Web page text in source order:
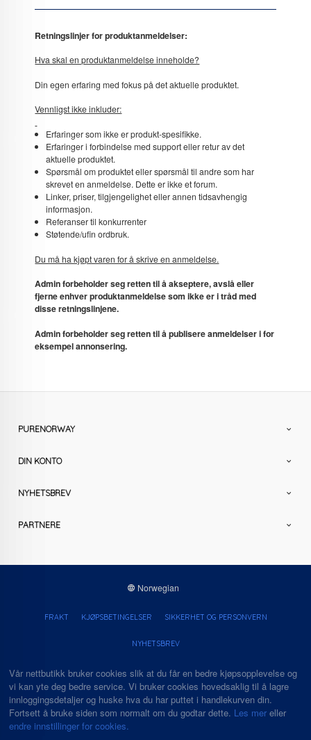
Retningslinjer for produktanmeldelser:
Hva skal en produktanmeldelse inneholde?
Din egen erfaring med fokus på det aktuelle produktet.
Vennligst ikke inkluder:
Erfaringer som ikke er produkt-spesifikke.
Erfaringer i forbindelse med support eller retur av det
aktuelle produktet.
Spørsmål om produktet eller spørsmål til andre som har
skrevet en anmeldelse. Dette er ikke et forum.
Linker, priser, tilgjengelighet eller annen tidsavhengig
informasjon.
Referanser til konkurrenter
Støtende/ufin ordbruk.
Du må ha kjøpt varen for å skrive en anmeldelse.
Admin forbeholder seg retten til å akseptere, avslå eller
fjerne enhver produktanmeldelse som ikke er i tråd med
disse retningslinjene.
Admin forbeholder seg retten til å publisere anmeldelser i for
eksempel annonsering.
PURENORWAY
DIN KONTO
NYHETSBREV
PARTNERE
Norwegian
FRAKT KJØPSBETINGELSER SIKKERHET OG PERSONVERN
NYHETSBREV
Vår nettbutikk bruker cookies slik at du får en bedre kjøpsopplevelse og
vi kan yte deg bedre service. Vi bruker cookies hovedsaklig til å lagre
innloggingsdetaljer og huske hva du har puttet i handlekurven din.
Fortsett å bruke siden som normalt om du godtar dette. Les mer eller
endre innstillinger for cookies.